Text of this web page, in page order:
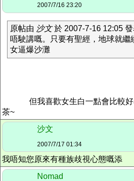
2007/7/16 23:20
原帖由 沙文於 2007-7-16 12:05 發
唔駛講嘅。只要有聖經，地球就繼
女逼爆沙灘
但我喜歡女生白一點會比較
茶~
沙文
2007/7/17 01:34
我唔知您原來有種族歧視心態嘅添
Nomad